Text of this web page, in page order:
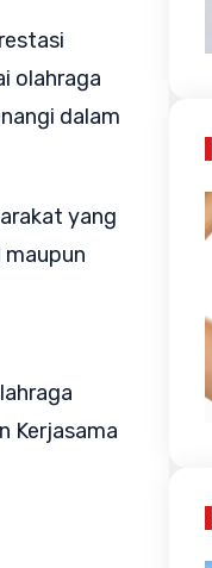
olahraga
dalam
yang
Kerjasama